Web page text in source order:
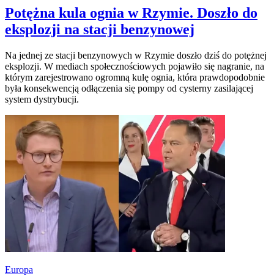
Potężna kula ognia w Rzymie. Doszło do
eksplozji na stacji benzynowej
Na jednej ze stacji benzynowych w Rzymie doszło dziś do potężnej
eksplozji. W mediach społecznościowych pojawiło się nagranie, na
którym zarejestrowano ogromną kulę ognia, która prawdopodobnie
była konsekwencją odłączenia się pompy od cysterny zasilającej
system dystrybucji.
Europa